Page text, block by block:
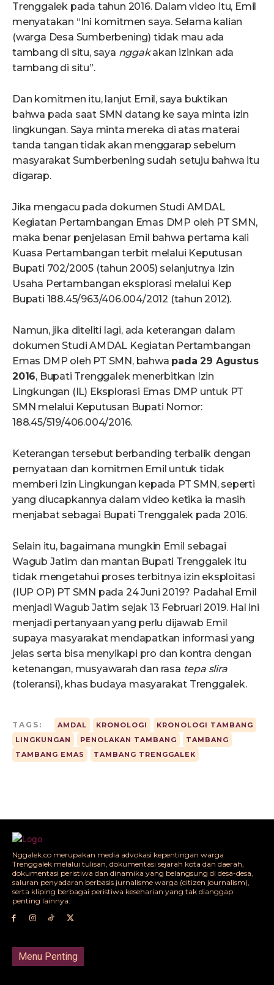
Trenggalek pada tahun 2016. Dalam video itu, Emil
menyatakan “Ini komitmen saya. Selama kalian
(warga Desa Sumberbening) tidak mau ada
tambang di situ, saya nggakakan izinkan ada
tambang di situ”.
Dan komitmen itu, lanjut Emil, saya buktikan
bahwa pada saat SMN datang ke saya minta izin
lingkungan. Saya minta mereka di atas materai
tanda tangan tidak akan menggarap sebelum
masyarakat Sumberbening sudah setuju bahwa itu
digarap.
Jika mengacu pada dokumen Studi AMDAL
Kegiatan Pertambangan Emas DMP oleh PT SMN,
maka benar penjelasan Emil bahwa pertama kali
Kuasa Pertambangan terbit melalui Keputusan
Bupati 702/2005 (tahun 2005) selanjutnya Izin
Usaha Pertambangan eksplorasi melalui Kep
Bupati 188.45/963/406.004/2012 (tahun 2012).
Namun, jika diteliti lagi, ada keterangan dalam
dokumen Studi AMDAL Kegiatan Pertambangan
Emas DMP oleh PT SMN, bahwa pada 29 Agustus
2016, Bupati Trenggalek menerbitkan Izin
Lingkungan (IL) Eksplorasi Emas DMP untuk PT
SMN melalui Keputusan Bupati Nomor:
188.45/519/406.004/2016.
Keterangan tersebut berbanding terbalik dengan
pernyataan dan komitmen Emil untuk tidak
memberi Izin Lingkungan kepada PT SMN, seperti
yang diucapkannya dalam video ketika ia masih
menjabat sebagai Bupati Trenggalek pada 2016.
Selain itu, bagaimana mungkin Emil sebagai
Wagub Jatim dan mantan Bupati Trenggalek itu
tidak mengetahui proses terbitnya izin eksploitasi
(IUP OP) PT SMN pada 24 Juni 2019? Padahal Emil
menjadi Wagub Jatim sejak 13 Februari 2019. Hal ini
menjadi pertanyaan yang perlu dijawab Emil
supaya masyarakat mendapatkan informasi yang
jelas serta bisa menyikapi pro dan kontra dengan
ketenangan, musyawarah dan rasa tepa slira
(toleransi), khas budaya masyarakat Trenggalek.
TAGS: AMDAL KRONOLOGI
KRONOLOGI TAMBANG
LINGKUNGAN
PENOLAKAN TAMBANG
TAMBANG
TAMBANG EMAS
TAMBANG TRENGGALEK
Nggalek.co merupakan media advokasi kepentingan warga
Trenggalek melalui tulisan, dokumentasi sejarah kota dan daerah,
dokumentasi peristiwa dan dinamika yang belangsung di desa-desa,
saluran penyadaran berbasis jurnalisme warga (citizen journalism),
serta kliping berbagai peristiwa keseharian yang tak dianggap
penting lainnya.
Menu Penting